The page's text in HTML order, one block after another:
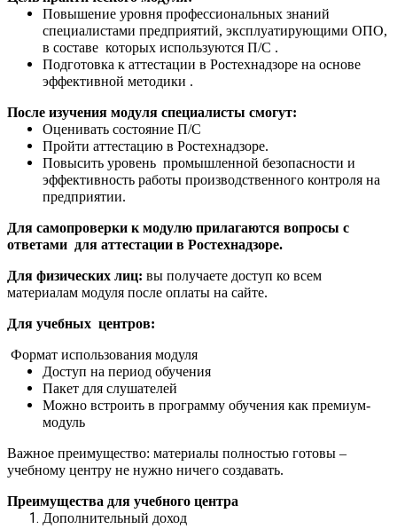
Повышение уровня профессиональных знаний
специалистами предприятий, эксплуатирующими ОПО,
в составе которых используются П/С .
Подготовка к аттестации в Ростехнадзоре на основе
эффективной методики .
После изучения модуля специалисты смогут:
Оценивать состояние П/С
Пройти аттестацию в Ростехнадзоре.
Повысить уровень промышленной безопасности и
эффективность работы производственного контроля на
предприятии.
Для самопроверки к модулю прилагаются вопросы с
ответами для аттестации в Ростехнадзоре.
Для физических лиц: вы получаете доступ ко всем
материалам модуля после оплаты на сайте.
Для учебных центров:
Формат использования модуля
Доступ на период обучения
Пакет для слушателей
Можно встроить в программу обучения как премиум-
модуль
Важное преимущество: материалы полностью готовы –
учебному центру не нужно ничего создавать.
Преимущества для учебного центра
Дополнительный доход